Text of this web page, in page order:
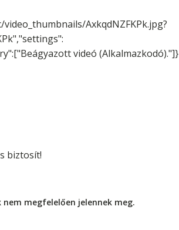
AxkqdNZFKPk.jpg?
videó (Alkalmazkodó)."]}
biztosít!
megfelelően jelennek meg.